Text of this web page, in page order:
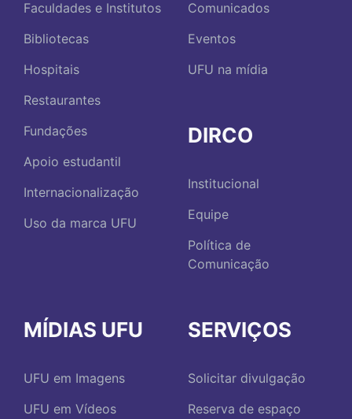
Faculdades e Institutos
Bibliotecas
Hospitais
Restaurantes
Fundações
Apoio estudantil
Internacionalização
Uso da marca UFU
Comunicados
Eventos
UFU na mídia
DIRCO
Institucional
Equipe
Política de
Comunicação
MÍDIAS UFU
UFU em Imagens
UFU em Vídeos
SERVIÇOS
Solicitar divulgação
Reserva de espaço